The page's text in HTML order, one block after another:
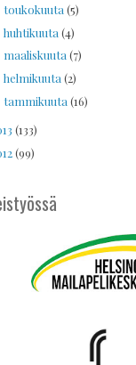
toukokuuta(5)
huhtikuuta(4)
maaliskuuta(7)
helmikuuta(2)
tammikuuta(16)
(133)
(99)